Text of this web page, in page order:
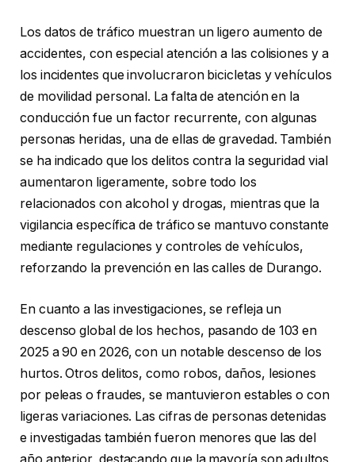
Los datos de tráfico muestran un ligero aumento de
accidentes, con especial atención a las colisiones y a
los incidentes que involucraron bicicletas y vehículos
de movilidad personal. La falta de atención en la
conducción fue un factor recurrente, con algunas
personas heridas, una de ellas de gravedad. También
se ha indicado que los delitos contra la seguridad vial
aumentaron ligeramente, sobre todo los
relacionados con alcohol y drogas, mientras que la
vigilancia específica de tráfico se mantuvo constante
mediante regulaciones y controles de vehículos,
reforzando la prevención en las calles de Durango.
En cuanto a las investigaciones, se refleja un
descenso global de los hechos, pasando de 103 en
2025 a 90 en 2026, con un notable descenso de los
hurtos. Otros delitos, como robos, daños, lesiones
por peleas o fraudes, se mantuvieron estables o con
ligeras variaciones. Las cifras de personas detenidas
e investigadas también fueron menores que las del